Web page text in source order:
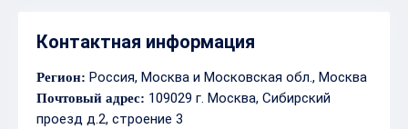
Контактная информация
Регион: Россия, Москва и Московская обл., Москва
Почтовый адрес: 109029 г. Москва, Сибирский
проезд д.2, строение 3